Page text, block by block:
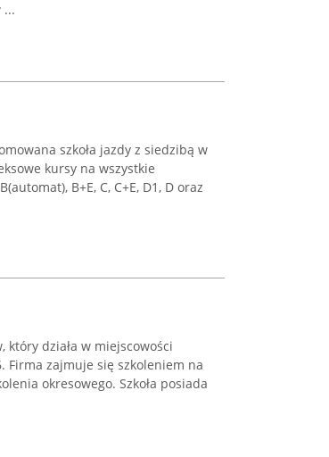
...
szkoła jazdy z siedzibą w
kursy na wszystkie
B+E, C, C+E, D1, D oraz
który działa w miejscowości
Firma zajmuje się szkoleniem na
okresowego. Szkoła posiada